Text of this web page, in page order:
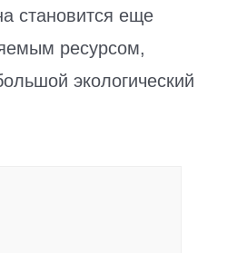
становится еще
ресурсом,
экологический